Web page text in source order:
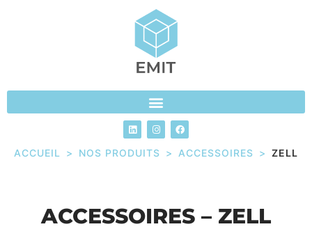
ACCUEIL > NOS PRODUITS > ACCESSOIRES > ZELL
ACCESSOIRES – ZELL